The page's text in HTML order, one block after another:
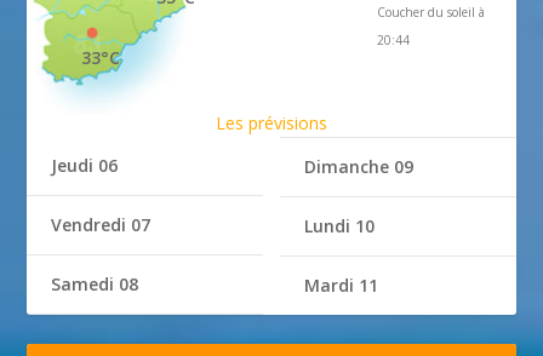
33°C
Coucher du soleil à
20:44
Les prévisions
Jeudi 06
Vendredi 07
Samedi 08
Dimanche 09
Lundi 10
Mardi 11